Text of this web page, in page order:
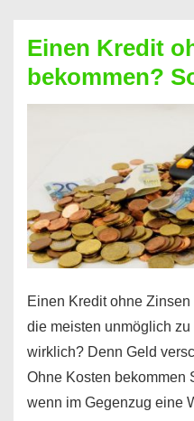
Festvertrag
für
jeden
erfahren
Sie
es
Einen Kredit
bekommen?
Einen Kredit ohne
die meisten unmöglich
wirklich? Denn Geld
Ohne Kosten bekommen
wenn im Gegenzug eine